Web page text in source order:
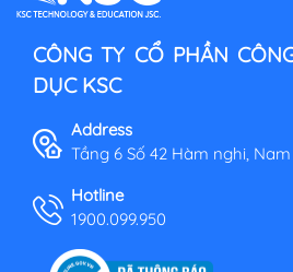
CÔNG TY CỔ PHẦN
DỤC KSC
Address
Tầng 6 Số 42 Hàm nghi,
Hotline
1900.099.950